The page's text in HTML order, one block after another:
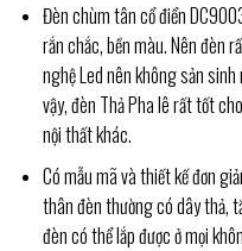
Đèn chùm tân cổ điển
rắn chắc, bền màu. Nên đèn
nghệ Led nên không sản
vậy, đèn Thả Pha lê rất tốt
nội thất khác.
Có mẫu mã và thiết kế đơn
thân đèn thường có dây thả,
đèn có thể lắp được ở mọi